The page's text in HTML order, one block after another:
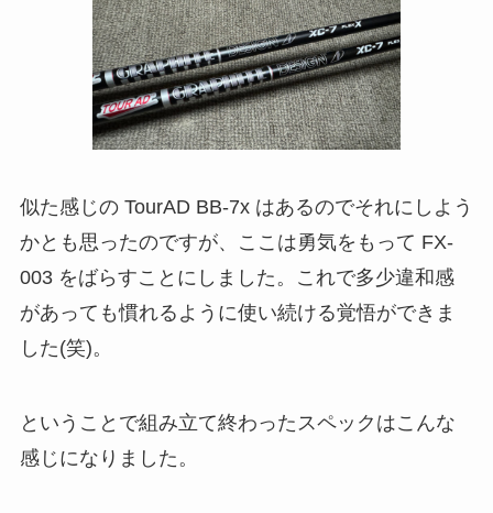
似た感じの TourAD BB-7x はあるのでそれにしよう
かとも思ったのですが、ここは勇気をもって FX-
003 をばらすことにしました。これで多少違和感
があっても慣れるように使い続ける覚悟ができま
した(笑)。
ということで組み立て終わったスペックはこんな
感じになりました。